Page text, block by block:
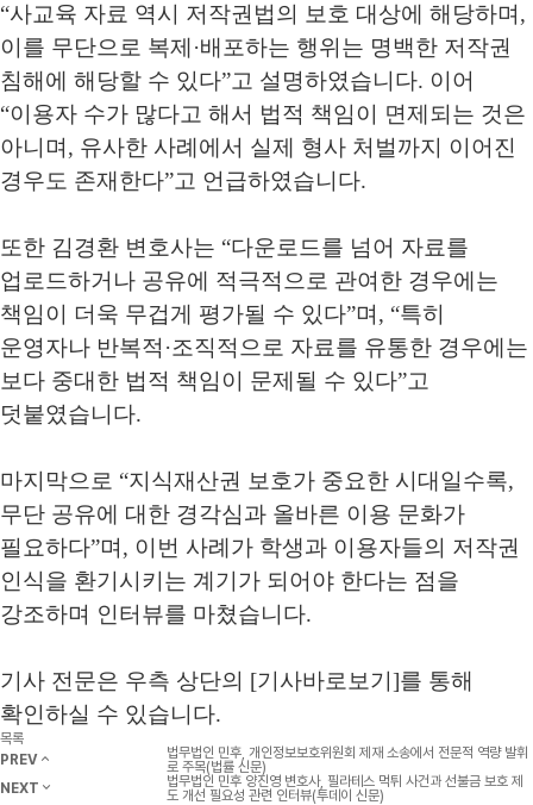
“사교육 자료 역시 저작권법의 보호 대상에 해당하며 ,
이를 무단으로 복제 ·배포하는 행위는 명백한 저작권
침해에 해당할 수 있다”고 설명하였습니다. 이어
“이용자 수가 많다고 해서 법적 책임이 면제되는 것은
아니며 , 유사한 사례에서 실제 형사 처벌까지 이어진
경우도 존재한다”고 언급하였습니다.
또한 김경환 변호사는 “다운로드를 넘어 자료를
업로드하거나 공유에 적극적으로 관여한 경우에는
책임이 더욱 무겁게 평가될 수 있다”며 , “특히
운영자나 반복적 ·조직적으로 자료를 유통한 경우에는
보다 중대한 법적 책임이 문제될 수 있다”고
덧붙였습니다.
마지막으로 “지식재산권 보호가 중요한 시대일수록,
무단 공유에 대한 경각심과 올바른 이용 문화가
필요하다”며 , 이번 사례가 학생과 이용자들의 저작권
인식을 환기시키는 계기가 되어야 한다는 점을
강조하며 인터뷰를 마쳤습니다.
기사 전문은 우측 상단의 [기사바로보기 ]를 통해
확인하실 수 있습니다.
목록
PREV
법무법인 민후, 개인정보보호위원회 제재 소송에서 전문적 역량 발휘
로 주목(법률 신문)
NEXT
법무법인 민후 양진영 변호사, 필라테스 먹튀 사건과 선불금 보호 제
도 개선 필요성 관련 인터뷰(투데이 신문)